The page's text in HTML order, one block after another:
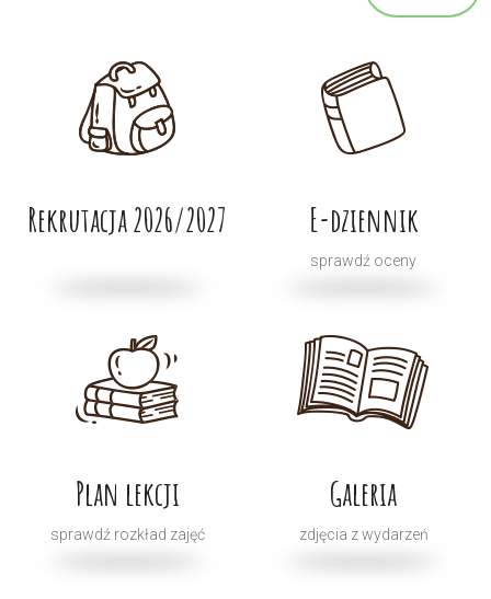
Rekrutacja 2026/2027 E-dziennik
sprawdź oceny
Plan lekcji
sprawdź rozkład zajęć
Galeria
zdjęcia z wydarzeń